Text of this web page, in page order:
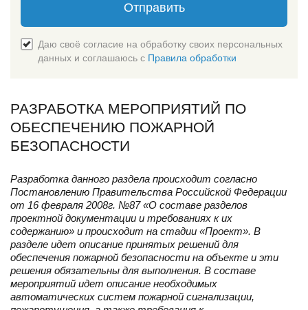
Отправить
Даю своё согласие на обработку своих персональных
данных и соглашаюсь с Правила обработки
РАЗРАБОТКА МЕРОПРИЯТИЙ ПО
ОБЕСПЕЧЕНИЮ ПОЖАРНОЙ
БЕЗОПАСНОСТИ
Разработка данного раздела происходит согласно
Постановлению Правительства Российской Федерации
от 16 февраля 2008г. №87 «О составе разделов
проектной документации и требованиях к их
содержанию» и происходит на стадии «Проект». В
разделе идет описание принятых решений для
обеспечения пожарной безопасности на объекте и эти
решения обязательны для выполнения. В составе
мероприятий идет описание необходимых
автоматических систем пожарной сигнализации,